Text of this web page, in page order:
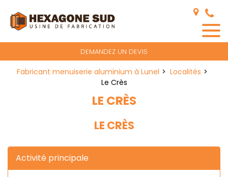
DEMANDEZ UN DEVIS
Fabricant menuiserie aluminium à Lunel
Localités
Le Crès
LE CRÈS
LE CRÈS
Activité principale